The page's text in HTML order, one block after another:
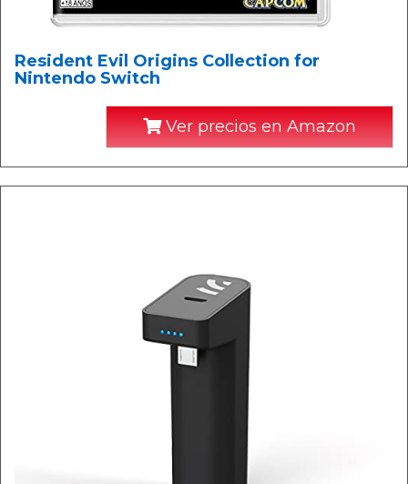
Resident Evil Origins Collection for
Nintendo Switch
Ver precios en Amazon